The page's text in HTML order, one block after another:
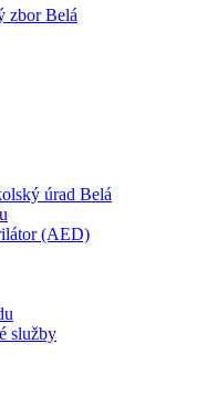
zbor Belá
úrad Belá
(AED)
služby